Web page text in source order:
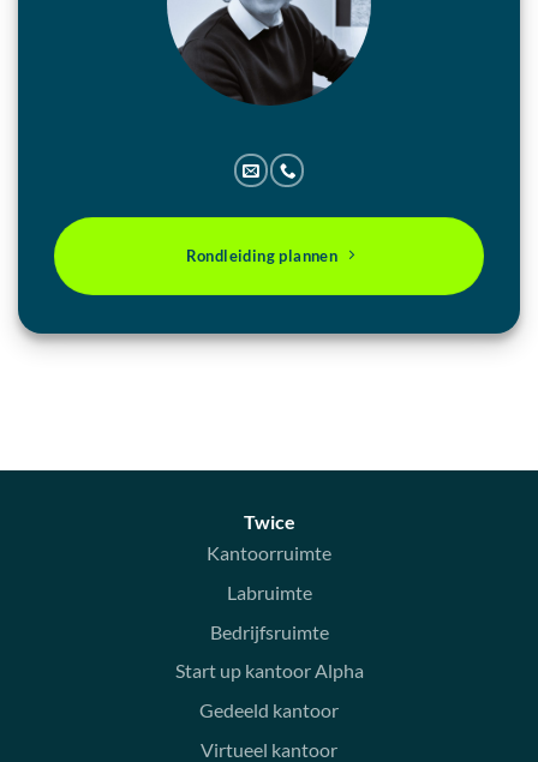
Rondleiding plannen
Twice
Kantoorruimte
Labruimte
Bedrijfsruimte
Start up kantoor Alpha
Gedeeld kantoor
Virtueel kantoor